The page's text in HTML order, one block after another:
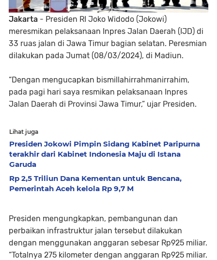
Jakarta - Presiden RI Joko Widodo (Jokowi)
meresmikan pelaksanaan Inpres Jalan Daerah (IJD) di
33 ruas jalan di Jawa Timur bagian selatan. Peresmian
dilakukan pada Jumat (08/03/2024), di Madiun.
“Dengan mengucapkan bismillahirrahmanirrahim,
pada pagi hari saya resmikan pelaksanaan Inpres
Jalan Daerah di Provinsi Jawa Timur,” ujar Presiden.
Lihat juga
Presiden Jokowi Pimpin Sidang Kabinet Paripurna
terakhir dari Kabinet Indonesia Maju di Istana
Garuda
Rp 2,5 Triliun Dana Kementan untuk Bencana,
Pemerintah Aceh kelola Rp 9,7 M
Presiden mengungkapkan, pembangunan dan
perbaikan infrastruktur jalan tersebut dilakukan
dengan menggunakan anggaran sebesar Rp925 miliar.
“Totalnya 275 kilometer dengan anggaran Rp925 miliar.